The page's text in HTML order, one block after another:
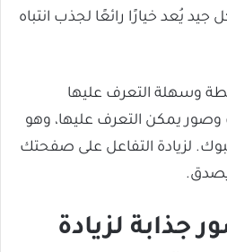
يُعد خيارًا رائعًا لجذب انتباه
وسهلة التعرف عليها
وصور يمكن التعرف عليها، وهو
لزيادة التفاعل على صفحتك
جذابة لزيادة